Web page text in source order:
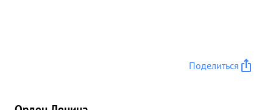
Поделиться